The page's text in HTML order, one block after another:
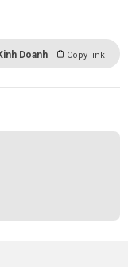
Doanh Copy link